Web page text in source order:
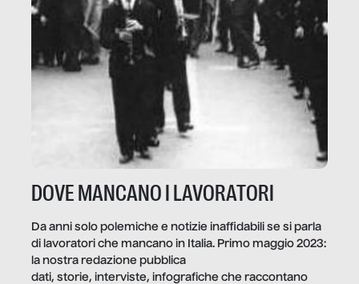
DOVE MANCANO I LAVORATORI
Da anni solo polemiche e notizie inaffidabili se si parla
di lavoratori che mancano in Italia. Primo maggio 2023:
la nostra redazione pubblica
dati, storie, interviste, infografiche che raccontano